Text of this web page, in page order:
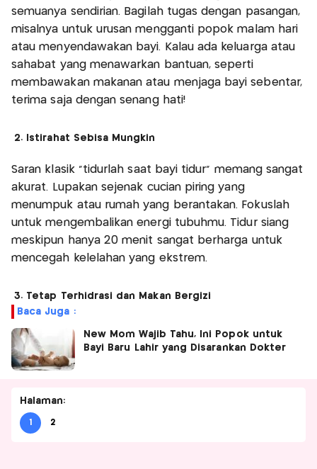
semuanya sendirian. Bagilah tugas dengan pasangan,
misalnya untuk urusan mengganti popok malam hari
atau menyendawakan bayi. Kalau ada keluarga atau
sahabat yang menawarkan bantuan, seperti
membawakan makanan atau menjaga bayi sebentar,
terima saja dengan senang hati!
2. Istirahat Sebisa Mungkin
Saran klasik "tidurlah saat bayi tidur" memang sangat
akurat. Lupakan sejenak cucian piring yang
menumpuk atau rumah yang berantakan. Fokuslah
untuk mengembalikan energi tubuhmu. Tidur siang
meskipun hanya 20 menit sangat berharga untuk
mencegah kelelahan yang ekstrem.
3. Tetap Terhidrasi dan Makan Bergizi
Baca Juga :
New Mom Wajib Tahu, Ini Popok untuk
Bayi Baru Lahir yang Disarankan Dokter
Halaman:
1 2